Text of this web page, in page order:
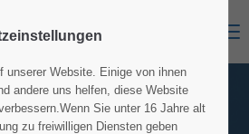
unserer Website. Einige von ihnen
andere uns helfen, diese Website
Wenn Sie unter 16 Jahre alt
zu freiwilligen Diensten geben